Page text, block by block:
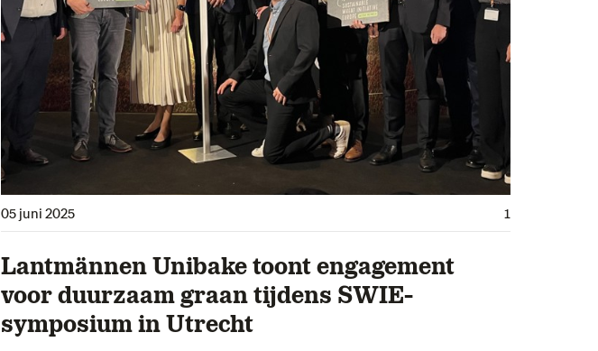
05 juni 2025 1
Lantmännen Unibake toont engagement
voor duurzaam graan tijdens SWIE-
symposium in Utrecht